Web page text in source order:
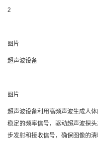
2
图片
超声波设备
图片
超声波设备利用高频声波生成人
稳定的频率信号，驱动超声波探
步发射和接收信号，确保图像的清